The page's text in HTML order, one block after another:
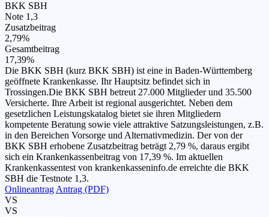
BKK SBH
Note 1,3
Zusatzbeitrag
2,79%
Gesamtbeitrag
17,39%
Die BKK SBH (kurz BKK SBH) ist eine in Baden-Württemberg
geöffnete Krankenkasse. Ihr Hauptsitz befindet sich in
Trossingen.Die BKK SBH betreut 27.000 Mitglieder und 35.500
Versicherte. Ihre Arbeit ist regional ausgerichtet. Neben dem
gesetzlichen Leistungskatalog bietet sie ihren Mitgliedern
kompetente Beratung sowie viele attraktive Satzungsleistungen, z.B.
in den Bereichen Vorsorge und Alternativmedizin. Der von der
BKK SBH erhobene Zusatzbeitrag beträgt 2,79 %, daraus ergibt
sich ein Krankenkassenbeitrag von 17,39 %. Im aktuellen
Krankenkassentest von krankenkasseninfo.de erreichte die BKK
SBH die Testnote 1,3.
Onlineantrag Antrag (PDF)
VS
VS